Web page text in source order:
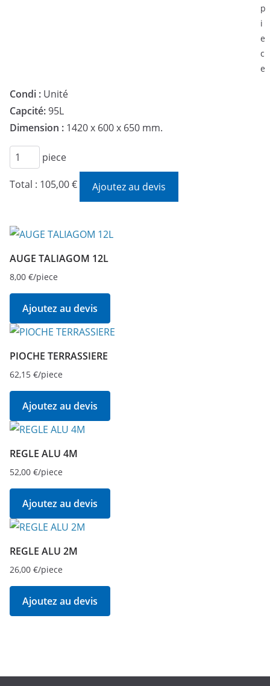
p
i
e
c
e
Condi : Unité
Capcité:95L
Dimension : 1420 x 600 x 650 mm.
quantité
de
BROUETTE
95L
piece
Total : 105,00 € Ajoutez au devis
AUGE TALIAGOM 12L
8,00 €/piece
Ajoutez au devis
PIOCHE TERRASSIERE
62,15 €/piece
Ajoutez au devis
REGLE ALU 4M
52,00 €/piece
Ajoutez au devis
REGLE ALU 2M
26,00 €/piece
Ajoutez au devis